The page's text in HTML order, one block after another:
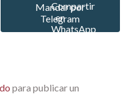
Mandar por
Telegram
para publicar un